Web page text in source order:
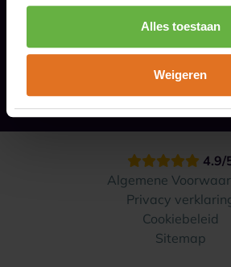
Alles toestaan
Weigeren
Onze opslaglocaties
Hoe werkt het?
4.9/
Algemene
Privacy
Cookiebeleid
Sitemap